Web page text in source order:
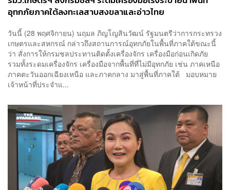
อุทกภัยภาคใต้ลงทะเลสาบสงขลาและอ่าวไทย
วันนี้ (28 พฤศจิกายน) นฤมล ภิญโญสินวัฒน์ รัฐมนตรีว่าการกระทรวง
เกษตรและสหกรณ์ กล่าวถึงสถานการณ์อุทกภัยในพื้นที่ภาคใต้ขณะนี้
ว่า สั่งการให้กรมชลประทานติดตั้งเครื่องจักร เครื่องมือก่อนเกิดภัย
รวมทั้งระดมเครื่องจักร เครื่องมือจากพื้นที่ที่ไม่มีอุทกภัย เช่น ภาคเหนือ
ภาคตะวันออกเฉียงเหนือ และภาคกลาง มาสู่พื้นที่ภาคใต้ มอบหมาย
เจ้าหน้าที่ประจำแ...